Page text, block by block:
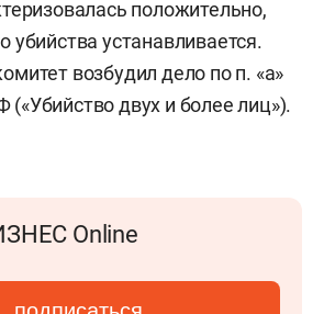
положительно,
убийства устанавливается.
возбудил дело по п. «а»
(«Убийство двух и более лиц»).
Online